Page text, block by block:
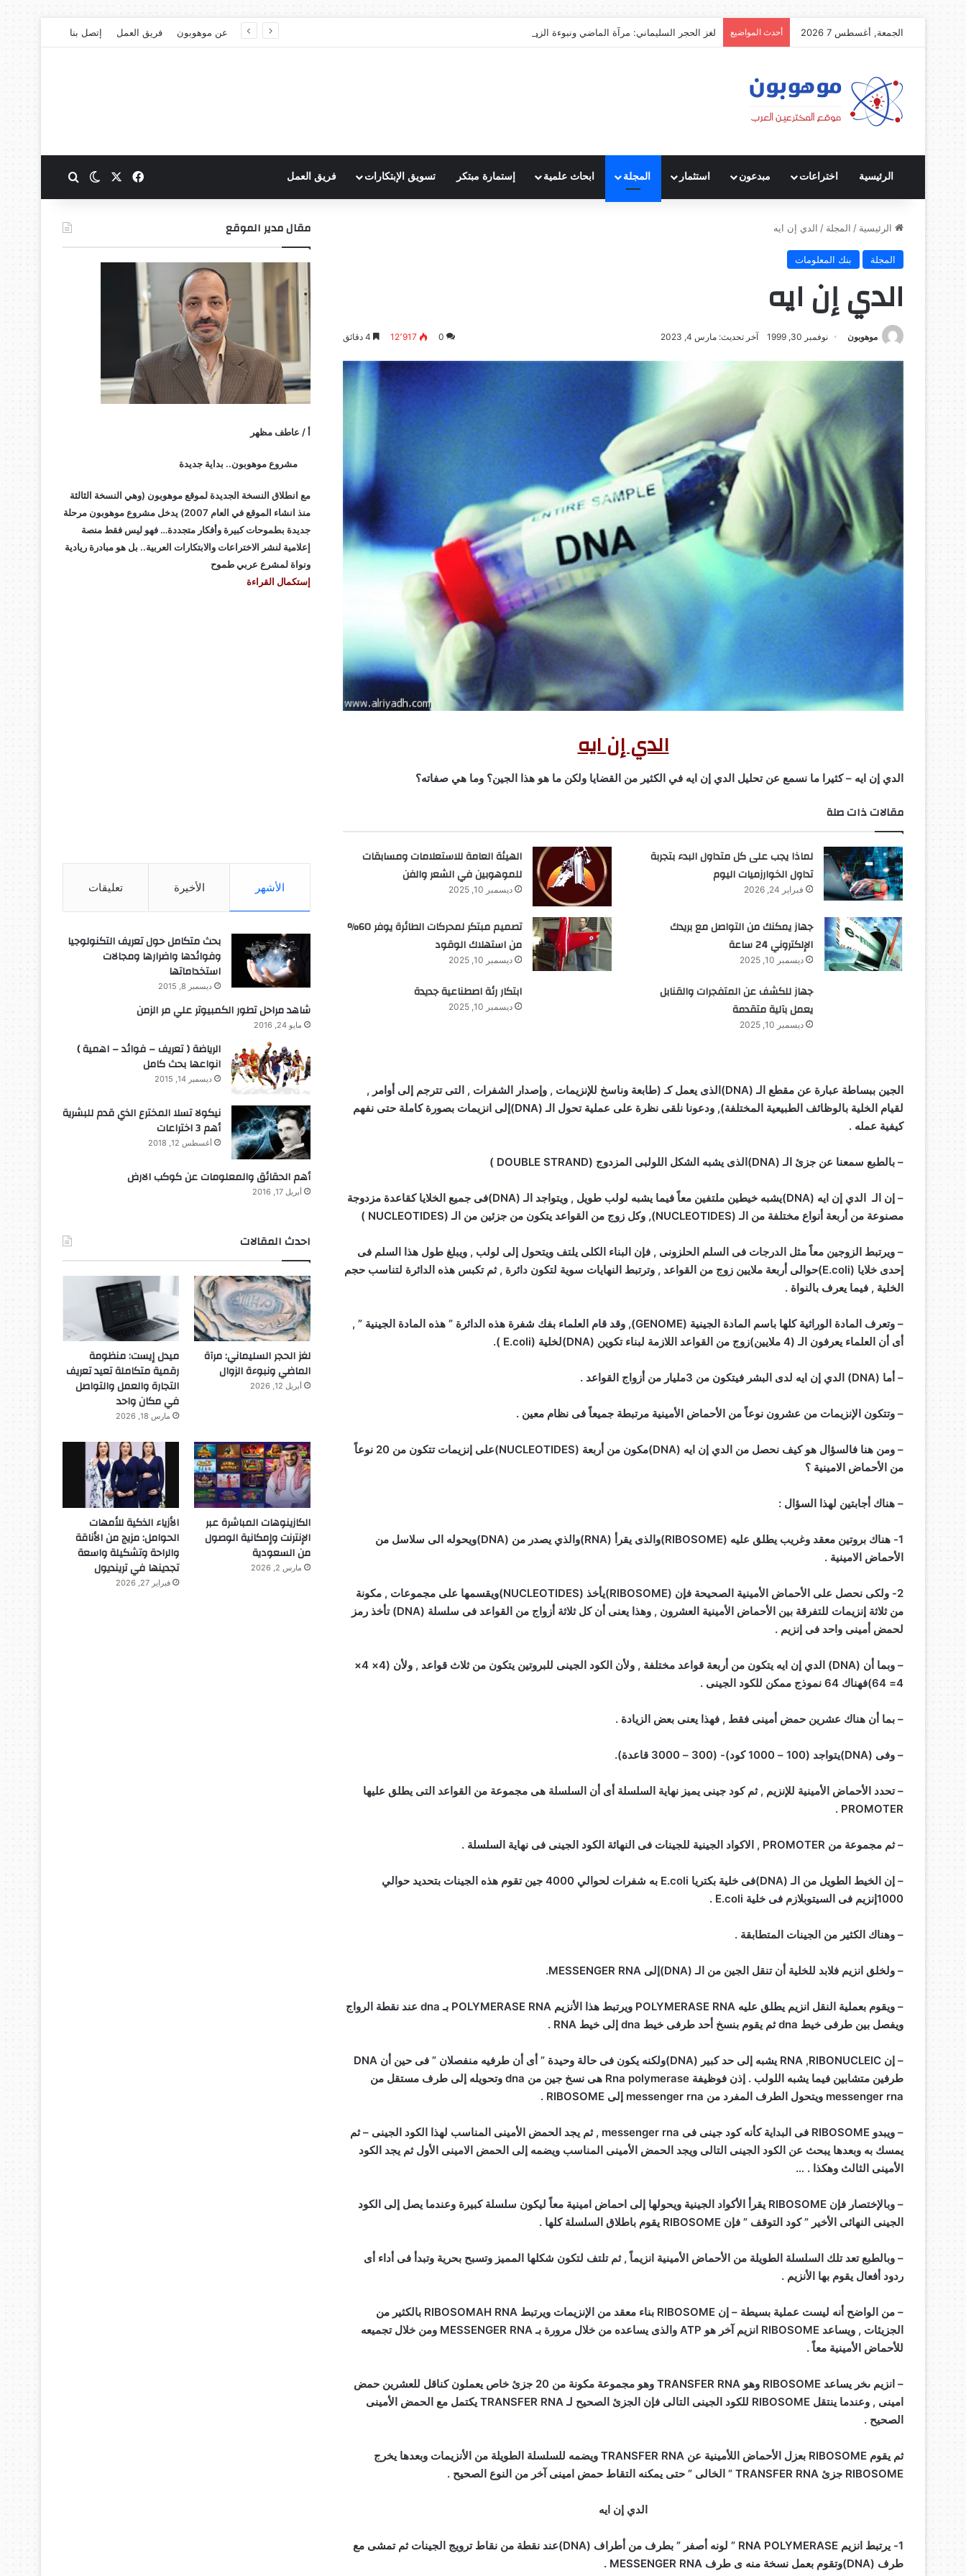
الجمعة, أغسطس 7 2026 أحدث المواضيع لغز الحجر السليماني: مرآة الماضي ونبوءة الزوال عن موهوبون فريق العمل إتصل بنا
الرئيسية اختراعات مبدعون استثمار المجلة ابحاث علمية إستمارة مبتكر تسويق الإبتكارات فريق العمل فيسبوك الوضع المظلم
الرئيسية / المجلة / الدي إن ايه
المجلة بنك المعلومات
الدي إن ايه
موهوبون نوفمبر 30, 1999 آخر تحديث: مارس 4, 2023 0 12٬917
الدي إن ايه
الدي إن ايه – كثيرا ما نسمع عن تحليل الدي إن ايه في الكثير من القضايا ولكن ما هو هذا الجين؟ وما هي صفاته؟
مقالات ذات صلة
لماذا يجب على كل متداول البدء بتجربة
تداول الخوارزميات اليوم
فبراير 24, 2026
الهيئة العامة للاستعلامات ومسابقات
للموهوبين في الشعر والفن
ديسمبر 10, 2025
جهاز يمكنك من التواصل مع بريدك
الإلكتروني 24 ساعة
ديسمبر 10, 2025
تصميم مبتكر لمحركات الطائرة يوفر 60%
من استهلاك الوقود
ديسمبر 10, 2025
جهاز للكشف عن المتفجرات والقنابل
يعمل بآلية متقدمة
ديسمبر 10, 2025
ابتكار رئة اصطناعية جديدة
ديسمبر 10, 2025
الجين ببساطة عبارة عن مقطع الـ (DNA)الذى يعمل كـ (طابعة وناسخ للإنزيمات , وإصدار الشفرات , التى تترجم إلى أوامر ,
لقيام الخلية بالوظائف الطبيعية المختلفة), ودعونا نلقى نظرة على عملية تحول الـ (DNA)إلى انزيمات بصورة كاملة حتى نفهم
كيفية عمله .
– بالطبع سمعنا عن جزئ الـ (DNA)الذى يشبه الشكل اللولبى المزدوج (DOUBLE STRAND )
– إن الـ الدي إن ايه (DNA)يشبه خيطين ملتفين معاً فيما يشبه لولب طويل , ويتواجد الـ (DNA)فى جميع الخلايا كقاعدة مزدوجة
مصنوعة من أربعة أنواع مختلفة من الـ (NUCLEOTIDES), وكل زوج من القواعد يتكون من جزئين من الـ (NUCLEOTIDES )
– ويرتبط الزوجين معاً مثل الدرجات فى السلم الحلزونى , فإن البناء الكلى يلتف ويتحول إلى لولب , ويبلغ طول هذا السلم فى
إحدى خلايا (E.coli)حوالى أربعة ملايين زوج من القواعد , وترتبط النهايات سوية لتكون دائرة , ثم تكبس هذه الدائرة لتناسب حجم
الخلية , فيما يعرف بالنواة .
– وتعرف المادة الوراثية كلها باسم المادة الجينية (GENOME), وقد قام العلماء بفك شفرة هذه الدائرة ” هذه المادة الجينية ” ,
أى أن العلماء يعرفون الـ (4 ملايين)زوج من القواعد اللازمة لبناء تكوين (DNA)لخلية (E.coli ).
– أما (DNA) الدي إن ايه لدى البشر فيتكون من 3مليار من أزواج القواعد .
– وتتكون الإنزيمات من عشرون نوعاً من الأحماض الأمينية مرتبطة جميعاً فى نظام معين .
– ومن هنا فالسؤال هو كيف نحصل من الدي إن ايه (DNA)مكون من أربعة (NUCLEOTIDES)على إنزيمات تتكون من 20 نوعاً
من الأحماض الامينية ؟
– هناك أجابتين لهذا السؤال :
1- هناك بروتين معقد وغريب يطلق عليه (RIBOSOME)والذى يقرأ (RNA)والذي يصدر من (DNA)ويحوله الى سلاسل من
الأحماض الامينية .
2- ولكى نحصل على الأحماض الأمينية الصحيحة فإن (RIBOSOME)يأخذ (NUCLEOTIDES)ويقسمها على مجموعات , مكونة
من ثلاثة إنزيمات للتفرقة بين الأحماض الأمينية العشرون , وهذا يعنى أن كل ثلاثة أزواج من القواعد فى سلسلة (DNA) تأخذ رمز
لحمض أمينى واحد فى إنزيم .
– وبما أن (DNA) الدي إن ايه يتكون من أربعة قواعد مختلفة , ولأن الكود الجينى للبروتين يتكون من ثلاث قواعد , ولأن (4× 4×
4= 64)فهناك 64 نموذج ممكن للكود الجينى .
– بما أن هناك عشرين حمض أمينى فقط , فهذا يعنى بعض الزيادة .
– وفى (DNA)يتواجد (100 – 1000 كود)- (300 – 3000 قاعدة).
– تحدد الأحماض الأمينية للإنزيم , ثم كود جينى يميز نهاية السلسلة أى أن السلسلة هى مجموعة من القواعد التى يطلق عليها
PROMOTER .
– ثم مجموعة من PROMOTER , الاكواد الجينية للجينات فى النهائة الكود الجينى فى نهاية السلسلة .
– إن الخيط الطويل من الـ (DNA)فى خلية بكتريا E.coli به شفرات لحوالي 4000 جين تقوم هذه الجينات بتحديد حوالي
1000إنزيم فى السيتوبلازم فى خلية E.coli .
– وهناك الكثير من الجينات المتطابقة .
– ولخلق انزيم فلابد للخلية أن تنقل الجين من الـ (DNA)إلى MESSENGER RNA.
– ويقوم بعملية النقل انزيم يطلق عليه POLYMERASE RNA ويرتبط هذا الأنزيم POLYMERASE RNA بـ dna عند نقطة الرواج
ويفصل بين طرفى خيط dna ثم يقوم بنسخ أحد طرفى خيط dna إلى خيط RNA .
– إن RNA ,RIBONUCLEIC يشبه إلى حد كبير (DNA)ولكنه يكون فى حالة وحيدة ” أى أن طرفيه منفصلان ” فى حين أن DNA
طرفين متشابين فيما يشبه اللولب . إذن فوظيفة Rna polymerase هى نسخ جين من dna وتحويله إلى طرف مستقل من
messenger rna ويتحول الطرف المفرد من messenger rna إلى RIBOSOME .
– ويبدو RIBOSOME فى البداية كأنه كود جينى فى messenger rna , ثم يجد الحمض الأمينى المناسب لهذا الكود الجينى – ثم
يمسك به وبعدها يبحث عن الكود الجينى التالى ويجد الحمض الأمينى المناسب ويضمه إلى الحمض الامينى الأول ثم يجد الكود
الأمينى الثالث وهكذا . …
– وبالإختصار فإن RIBOSOME يقرأ الأكواد الجينية ويحولها إلى احماض امينية معاً ليكون سلسلة كبيرة وعندما يصل إلى الكود
الجينى النهائى الأخير ” كود التوقف ” فإن RIBOSOME يقوم باطلاق السلسلة كلها .
– وبالطبع تعد تلك السلسلة الطويلة من الأحماض الأمينية انزيماً , ثم تلتف لتكون شكلها المميز وتسبح بحرية وتبدأ فى أداء أى
ردود أفعال يقوم بها الأنزيم .
– من الواضح أنه ليست عملية بسيطة – إن RIBOSOME بناء معقد من الإنزيمات ويرتبط RIBOSOMAH RNA بالكثير من
الجزيئات , ويساعد RIBOSOME انزيم آخر هو ATP والذى يساعده من خلال مرورة بـ MESSENGER RNA ومن خلال تجميعه
للأحماض الأمينية معاً .
– انزيم ىخر يساعد RIBOSOME وهو TRANSFER RNA وهو مجموعة مكونة من 20 جزئ خاص يعملون كناقل للعشرين حمض
امينى , وعندما ينتقل RIBOSOME للكود الجينى التالى فإن الجزئ الصحيح لـ TRANSFER RNA يكتمل مع الحمض الأمينى
الصحيح .
ثم يقوم RIBOSOME بعزل الأحماض اللأمينية عن TRANSFER RNA ويضمه للسلسلة الطويلة من الأنزيمات وبعدها يخرج
RIBOSOME جزئ TRANSFER RNA ” الخالى ” حتى يمكنه التقاط حمض امينى آخر من النوع الصحيح .
الدي إن ايه
1- يرتبط انزيم RNA POLYMERASE ” لونه أصفر ” بطرف من أطراف (DNA)عند نقطة من نقاط ترويج الجينات ثم تمشى مع
طرف (DNA)وتقوم بعمل نسخة منه ى طرف MESSENGER RNA .
مقال مدير الموقع
أ / عاطف مظهر
مشروع موهوبون.. بداية جديدة
مع انطلاق النسخة الجديدة لموقع موهوبون (وهي النسخة الثالثة
منذ انشاء الموقع في العام 2007) يدخل مشروع موهوبون مرحلة
جديدة بطموحات كبيرة وأفكار متجددة… فهو ليس فقط منصة
إعلامية لنشر الاختراعات والابتكارات العربية.. بل هو مبادرة ريادية
ونواة لمشرع عربي طموح
إستكمال القراءة
الأشهر الأخيرة تعليقات
بحث متكامل حول تعريف التكنولوجيا
وفوائدها واضرارها ومجالات
استخداماتها
ديسمبر 8, 2015
شاهد مراحل تطور الكمبيوتر علي مر الزمن
مايو 24, 2016
الرياضة ( تعريف – فوائد – اهمية )
انواعها بحث كامل
ديسمبر 14, 2015
نيكولا تسلا المخترع الذي قدم للبشرية
أهم 3 اختراعات
أغسطس 12, 2018
أهم الحقائق والمعلومات عن كوكب الارض
أبريل 17, 2016
احدث المقالات
لغز الحجر السليماني: مرآة
الماضي ونبوءة الزوال
أبريل 12, 2026
ميدل إيست: منظومة
رقمية متكاملة تعيد تعريف
التجارة والعمل والتواصل
في مكان واحد
مارس 18, 2026
الكازينوهات المباشرة عبر
الإنترنت وإمكانية الوصول
من السعودية
مارس 2, 2026
الأزياء الذكية للأمهات
الحوامل: مزيج من الأناقة
والراحة وتشكيلة واسعة
تجدينها في ترينديول
فبراير 27, 2026